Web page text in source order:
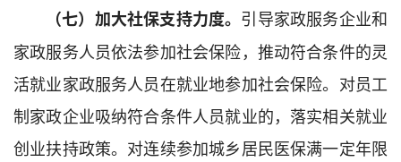
（七）加大社保支持力度。 引导家政服务企业和
家政服务人员依法参加社会保险，推动符合条件的灵
活就业家政服务人员在就业地参加社会保险。对员工
制家政企业吸纳符合条件人员就业的，落实相关就业
创业扶持政策。对连续参加城乡居民医保满一定年限